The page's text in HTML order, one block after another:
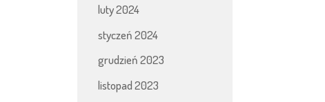
luty 2024
styczeń 2024
grudzień 2023
listopad 2023